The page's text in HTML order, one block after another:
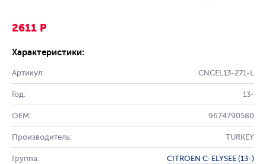
2611 Р
Характеристики:
Артикул: CNCEL13-271-L
Год: 13-
OEM: 9674790580
Производитель: TURKEY
Группа: CITROEN C-ELYSEE (13-)